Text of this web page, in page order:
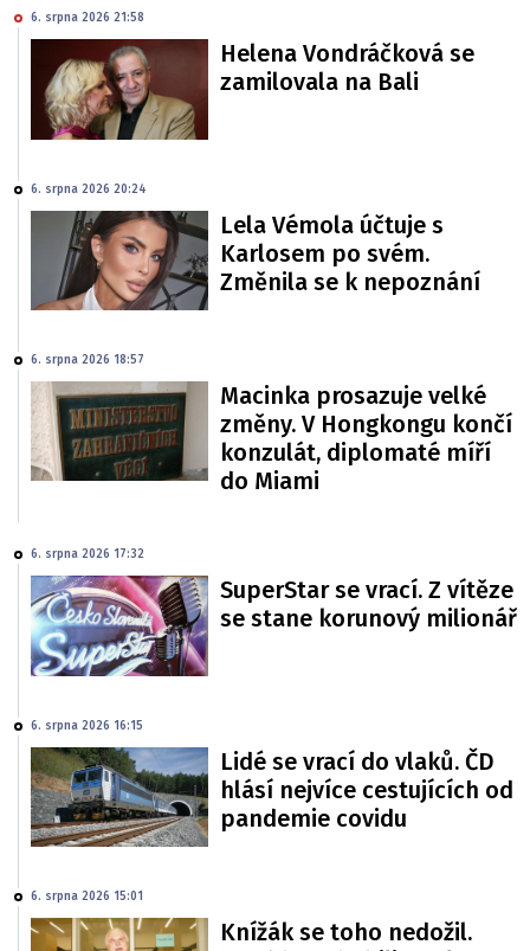
6. srpna 2026 21:58
Helena Vondráčková se
zamilovala na Bali
6. srpna 2026 20:24
Lela Vémola účtuje s
Karlosem po svém.
Změnila se k nepoznání
6. srpna 2026 18:57
Macinka prosazuje velké
změny. V Hongkongu končí
konzulát, diplomaté míří
do Miami
6. srpna 2026 17:32
SuperStar se vrací. Z vítěze
se stane korunový milionář
6. srpna 2026 16:15
Lidé se vrací do vlaků. ČD
hlásí nejvíce cestujících od
pandemie covidu
6. srpna 2026 15:01
Knížák se toho nedožil.